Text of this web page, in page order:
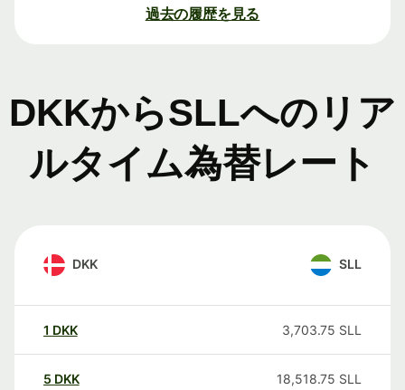
過去の履歴を見る
DKKからSLLへのリア
ルタイム為替レート
DKK SLL
1 DKK 3,703.75 SLL
5 DKK 18,518.75 SLL